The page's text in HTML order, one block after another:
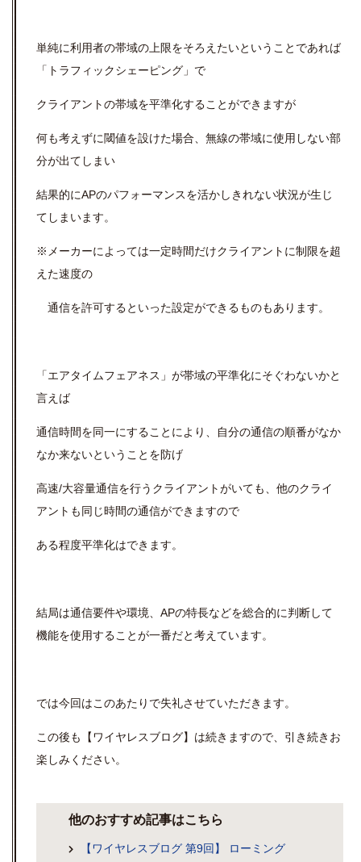
単純に利用者の帯域の上限をそろえたいということであれば
「トラフィックシェーピング」で
クライアントの帯域を平準化することができますが
何も考えずに閾値を設けた場合、無線の帯域に使用しない部
分が出てしまい
結果的にAPのパフォーマンスを活かしきれない状況が生じ
てしまいます。
※メーカーによっては一定時間だけクライアントに制限を超
えた速度の
通信を許可するといった設定ができるものもあります。
「エアタイムフェアネス」が帯域の平準化にそぐわないかと
言えば
通信時間を同一にすることにより、自分の通信の順番がなか
なか来ないということを防げ
高速/大容量通信を行うクライアントがいても、他のクライ
アントも同じ時間の通信ができますので
ある程度平準化はできます。
結局は通信要件や環境、APの特長などを総合的に判断して
機能を使用することが一番だと考えています。
では今回はこのあたりで失礼させていただきます。
この後も【ワイヤレスブログ】は続きますので、引き続きお
楽しみください。
他のおすすめ記事はこちら
【ワイヤレスブログ 第9回】 ローミング